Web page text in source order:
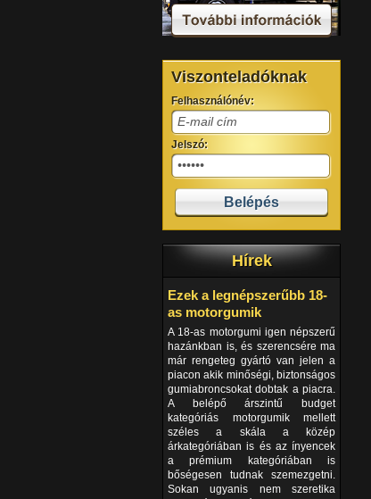
Viszonteladóknak
Felhasználónév:
Jelszó:
Hírek
Ezek a legnépszerűbb 18-
as motorgumik
A 18-as motorgumi igen népszerű
hazánkban is, és szerencsére ma
már rengeteg gyártó van jelen a
piacon akik minőségi, biztonságos
gumiabroncsokat dobtak a piacra.
A belépő árszintű budget
kategóriás motorgumik mellett
széles a skála a közép
árkategóriában is és az ínyencek
a prémium kategóriában is
bőségesen tudnak szemezgetni.
Sokan ugyanis nem szeretika